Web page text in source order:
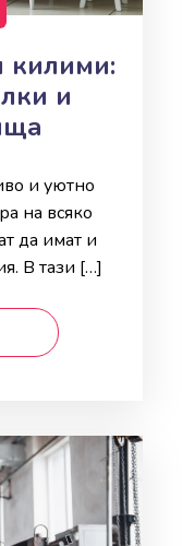
килими:
и
и уютно
на всяко
да имат и
В тази […]